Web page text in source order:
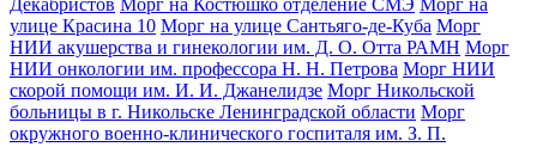
Декабристов Морг на Костюшко отделение СМЭ Морг на
улице Красина 10 Морг на улице Сантьяго-де-Куба Морг
НИИ акушерства и гинекологии им. Д. О. Отта РАМН Морг
НИИ онкологии им. профессора Н. Н. Петрова Морг НИИ
скорой помощи им. И. И. Джанелидзе Морг Никольской
больницы в г. Никольске Ленинградской области Морг
окружного военно-клинического госпиталя им. З. П.